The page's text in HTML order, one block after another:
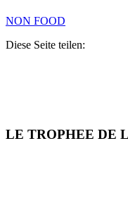
NON FOOD
Diese Seite teilen:
LE TROPHEE DE